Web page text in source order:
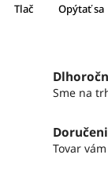
Tlač Opýtať sa
Sme na
Tovar